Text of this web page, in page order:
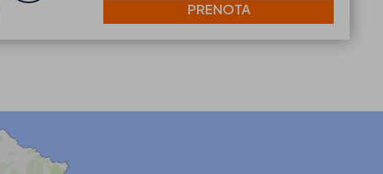
PRENOTA